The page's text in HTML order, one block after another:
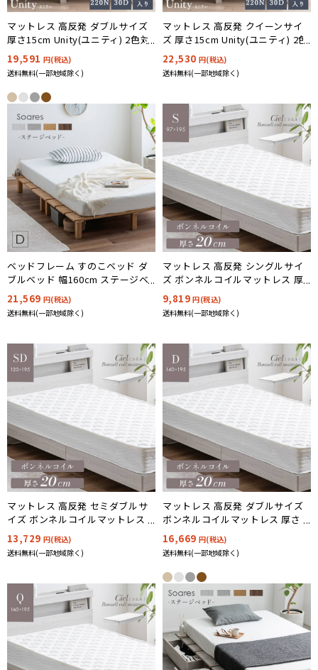
マットレス 高反発 ダブルサイズ
厚さ15cm Unity(ユニティ) 2色対
応 NERUS 正規品 ネルス
19,591 円(税込)
送料無料(一部地域除く)
マットレス 高反発 クイーンサイ
ズ 厚さ15cm Unity(ユニティ) 2色
対応 NERUS 正規品 ネルス
22,530 円(税込)
送料無料(一部地域除く)
ベッドフレーム すのこベッド ダ
ブルベッド 幅160cm ステージベ
ッド Soares(ソアレ) 4色対応
21,569 円(税込)
送料無料(一部地域除く)
マットレス 高反発 シングルサイ
ズ ボンネルコイルマットレス 厚
さ20cm Ciel(シエル)
9,819円(税込)
送料無料(一部地域除く)
マットレス 高反発 セミダブルサ
イズ ボンネルコイルマットレス
厚さ20cm Ciel(シエル)
13,729 円(税込)
送料無料(一部地域除く)
マットレス 高反発 ダブルサイズ
ボンネルコイルマットレス 厚さ
20cm Ciel(シエル)
16,669 円(税込)
送料無料(一部地域除く)